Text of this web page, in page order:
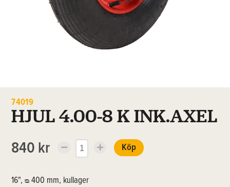
74019
HJUL 4.00-8 K INK.AXEL
840 kr Köp
16", ᴓ 400 mm, kullager